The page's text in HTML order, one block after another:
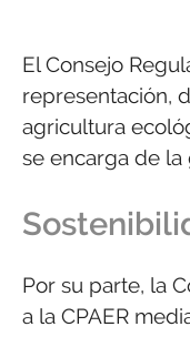
El Consejo
representación,
agricultura
se encarga de
Por su parte, la
a la CPAER